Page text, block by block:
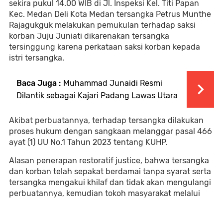
sekira pukul 14.00 WIB di Jl. Inspeksi Kel. Titi Papan
Kec. Medan Deli Kota Medan tersangka Petrus Munthe
Rajagukguk melakukan pemukulan terhadap saksi
korban Juju Juniati dikarenakan tersangka
tersinggung karena perkataan saksi korban kepada
istri tersangka.
Baca Juga : Muhammad Junaidi Resmi
Dilantik sebagai Kajari Padang Lawas Utara
Akibat perbuatannya, terhadap tersangka dilakukan
proses hukum dengan sangkaan melanggar pasal 466
ayat (1) UU No.1 Tahun 2023 tentang KUHP.
Alasan penerapan restoratif justice, bahwa tersangka
dan korban telah sepakat berdamai tanpa syarat serta
tersangka mengakui khilaf dan tidak akan mengulangi
perbuatannya, kemudian tokoh masyarakat melalui